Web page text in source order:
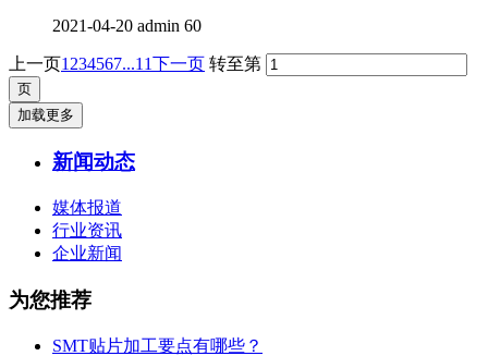
2021-04-20 admin 60
上一页1 234567...11下一页 转至第
加载更多
新闻动态
媒体报道
行业资讯
企业新闻
为您推荐
SMT贴片加工要点有哪些？